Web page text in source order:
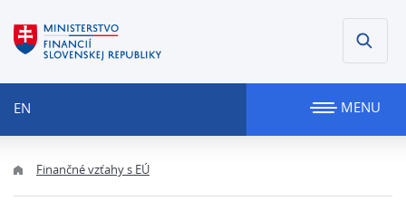
EN MENU
Finančné vzťahy s EÚ